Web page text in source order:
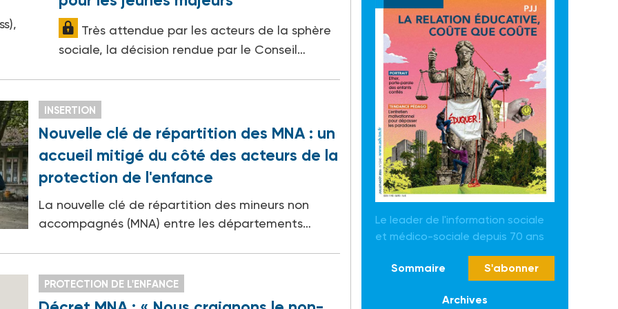
Très attendue par les acteurs de la sphère
sociale, la décision rendue par le Conseil…
INSERTION
Nouvelle clé de répartition des MNA : un
accueil mitigé du côté des acteurs de la
protection de l'enfance
La nouvelle clé de répartition des mineurs non
accompagnés (MNA) entre les départements…
PROTECTION DE L'ENFANCE
Le leader de l'information sociale
et médico-sociale depuis 70 ans
Sommaire S'abonner
Archives